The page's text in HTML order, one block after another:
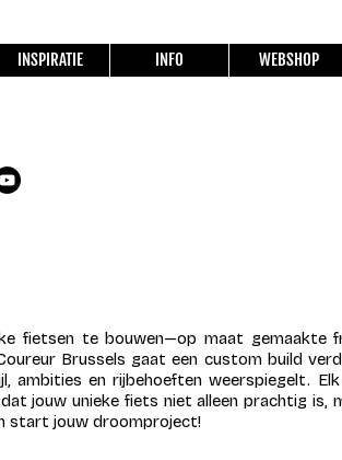
INSPIRATIE INFO WEBSHOP
fietsen te bouwen—op maat gemaakte
Brussels gaat een custom build
ambities en rijbehoeften weerspiegelt.
jouw unieke fiets niet alleen prachtig is,
start jouw droomproject!